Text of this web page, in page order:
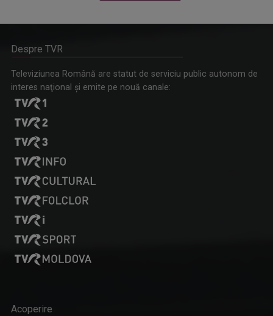
Despre TVR
Televiziunea Română are statut de serviciu public autonom de
interes naţional şi emite pe nouă canale:
Acoperire